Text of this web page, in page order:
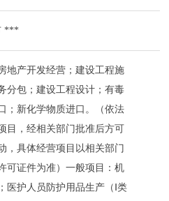
***
地产开发经营；建设工程施
分包；建设工程设计；有毒
；新化学物质进口。（依法
目，经相关部门批准后方可
，具体经营项目以相关部门
可证件为准）一般项目：机
医护人员防护用品生产（Ⅰ类